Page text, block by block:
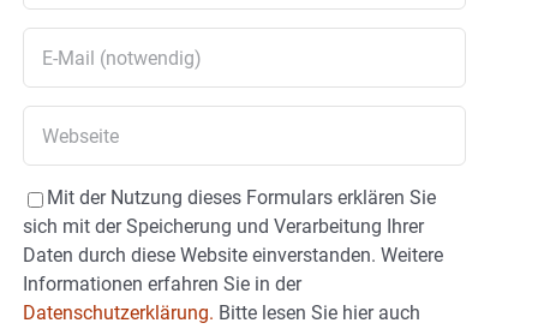
Mit der Nutzung dieses Formulars erklären Sie
sich mit der Speicherung und Verarbeitung Ihrer
Daten durch diese Website einverstanden. Weitere
Informationen erfahren Sie in der
Datenschutzerklärung. Bitte lesen Sie hier auch